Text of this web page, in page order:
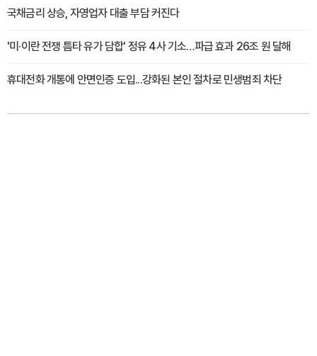
국채금리 상승, 자영업자 대출 부담 커진다
'미·이란 전쟁 틈타 유가 담합' 정유 4사 기소…파급 효과 26조 원 달해
휴대전화 개통에 안면인증 도입...강화된 본인 절차로 민생범죄 차단